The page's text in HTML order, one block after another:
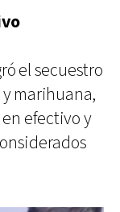
el secuestro
marihuana,
efectivo y